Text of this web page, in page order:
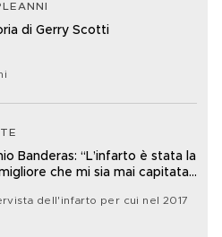
di Gerry Scotti
Banderas: “L’infarto è stata la
che mi sia mai capitata
dell'infarto per cui nel 2017